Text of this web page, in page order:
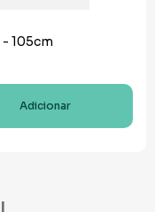
105cm
Adicionar